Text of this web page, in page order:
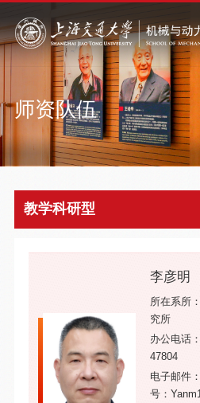
师资队伍
教学科研型
李彦明
所在系所
究所
办公电话
47804
电子邮件
号：